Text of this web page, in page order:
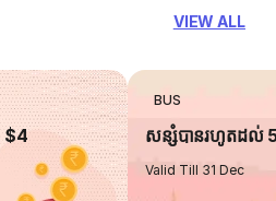
VIEW ALL
$4
BUS
សន្សំបានរហូតដល់
Valid Till 31 Dec